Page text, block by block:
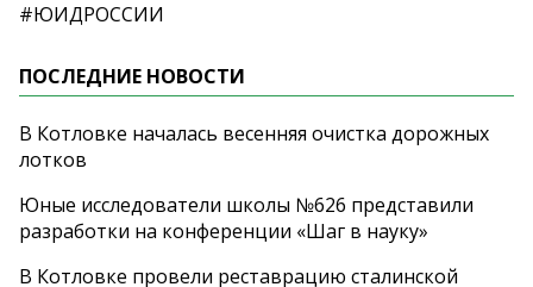
#ЮИДРОССИИ
ПОСЛЕДНИЕ НОВОСТИ
В Котловке началась весенняя очистка дорожных
лотков
Юные исследователи школы №626 представили
разработки на конференции «Шаг в науку»
В Котловке провели реставрацию сталинской